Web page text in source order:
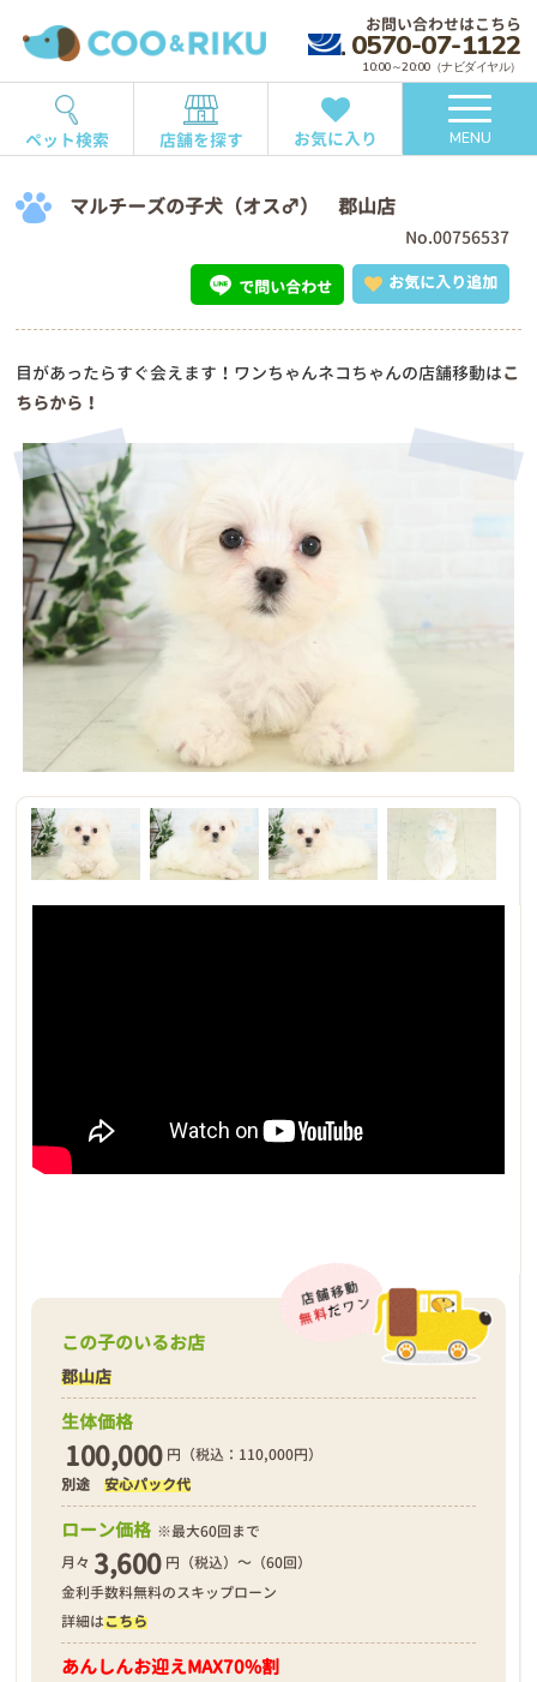
お問い合わせはこちら
0570-07-1122
10:00～20:00（ナビダイヤル）
ペット検索 店舗を探す お気に入り MENU
マルチーズの子犬（オス♂） 郡山店
No.00756537
お気に入り追加
で問い合わせ
目があったらすぐ会えます！ワンちゃんネコちゃんの店舗移動はこ
ちらから！
この子のいるお店
郡山店
生体価格
100,000 円（税込：110,000円）
別途安心パック代
ローン価格 ※最大60回まで
月々 3,600 円（税込）～（60回）
金利手数料無料のスキップローン
詳細はこちら
あんしんお迎えMAX70%割